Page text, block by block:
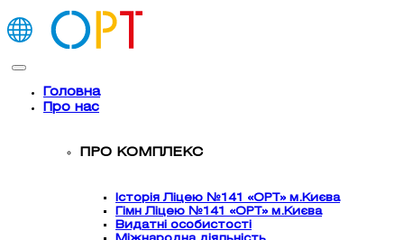
Головна
Про нас
ПРО КОМПЛЕКС
Історія Ліцею №141 «ОРТ» м.Києва
Гімн Ліцею №141 «ОРТ» м.Києва
Видатні особистості